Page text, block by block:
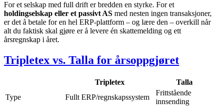
For et selskap med full drift er bredden en styrke. For et
holdingselskap eller et passivt AS med nesten ingen transaksjoner,
er det å betale for en hel ERP-plattform – og lære den – overkill når
alt du faktisk skal gjøre er å levere én skattemelding og ett
årsregnskap i året.
Tripletex vs. Talla for årsoppgjøret
Tripletex
Talla
Type
Fullt ERP/regnskapssystem
Frittstående
innsending